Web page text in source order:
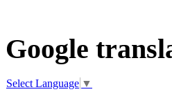
Google
Select Language ▼